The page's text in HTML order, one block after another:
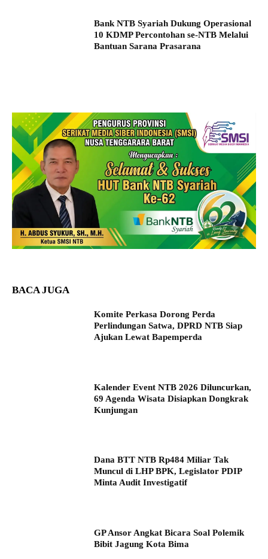
Bank NTB Syariah Dukung Operasional
10 KDMP Percontohan se-NTB Melalui
Bantuan Sarana Prasarana
BACA JUGA
Komite Perkasa Dorong Perda
Perlindungan Satwa, DPRD NTB Siap
Ajukan Lewat Bapemperda
Kalender Event NTB 2026 Diluncurkan,
69 Agenda Wisata Disiapkan Dongkrak
Kunjungan
Dana BTT NTB Rp484 Miliar Tak
Muncul di LHP BPK, Legislator PDIP
Minta Audit Investigatif
GP Ansor Angkat Bicara Soal Polemik
Bibit Jagung Kota Bima